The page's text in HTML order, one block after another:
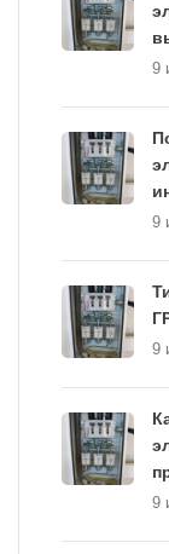
9
9
9
9